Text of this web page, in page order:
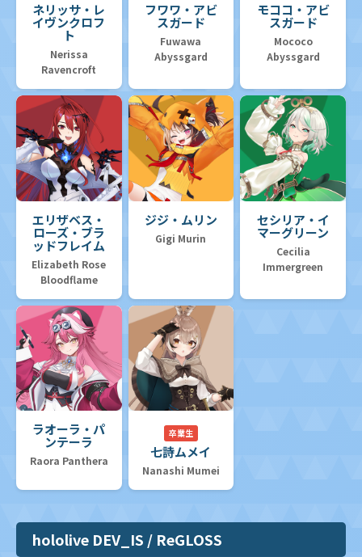
ネリッサ・レ
イヴンクロフ
ト
Nerissa
Ravencroft
フワワ・アビ
スガード
Fuwawa
Abyssgard
モココ・アビ
スガード
Mococo
Abyssgard
エリザベス・
ローズ・ブラ
ッドフレイム
Elizabeth Rose
Bloodflame
ジジ・ムリン
Gigi Murin
セシリア・イ
マーグリーン
Cecilia
Immergreen
ラオーラ・パ
ンテーラ
Raora Panthera
卒業生
七詩ムメイ
Nanashi Mumei
hololive DEV_IS / ReGLOSS